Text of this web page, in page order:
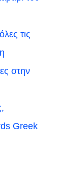
τις
στην
Greek